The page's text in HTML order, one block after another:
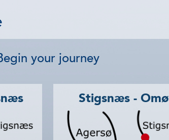
your journey
Stigsnæs - Omø